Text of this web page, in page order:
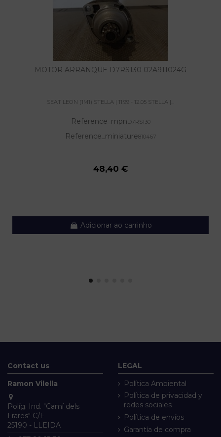
MOTOR ARRANQUE D7RS130 02A911024G
SEAT LEON (1M1) STELLA | 11.99 - 12.05 STELLA |...
Reference_mpnD7RS130
Reference_miniature810467
48,40 €
Adicionar ao carrinho
Contact us
Ramon Vilella
Políg. Ind. "Camí dels
Frares" C/F
25190 - LLEIDA
LEGAL
Política Ambiental
Política de privacidad y
redes sociales
Política de envíos
Garantía de compra